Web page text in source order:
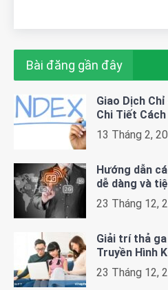
Bài đăng gần đây
Giao Dịch
Chi Tiết
13 Tháng 2,
Hướng dẫn
dễ dàng và
23 Tháng 12,
Giải trí thả
Truyền Hình
23 Tháng 12,